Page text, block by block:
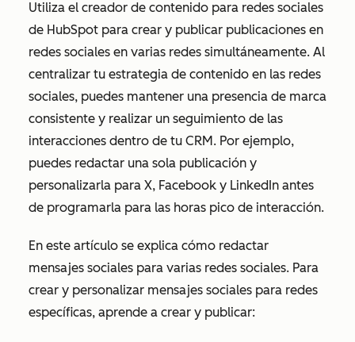
Utiliza el creador de contenido para redes sociales
de HubSpot para crear y publicar publicaciones en
redes sociales en varias redes simultáneamente. Al
centralizar tu estrategia de contenido en las redes
sociales, puedes mantener una presencia de marca
consistente y realizar un seguimiento de las
interacciones dentro de tu CRM. Por ejemplo,
puedes redactar una sola publicación y
personalizarla para X, Facebook y LinkedIn antes
de programarla para las horas pico de interacción.
En este artículo se explica cómo redactar
mensajes sociales para varias redes sociales. Para
crear y personalizar mensajes sociales para redes
específicas, aprende a crear y publicar: